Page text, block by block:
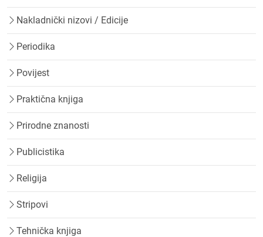
Nakladnički nizovi / Edicije
Periodika
Povijest
Praktična knjiga
Prirodne znanosti
Publicistika
Religija
Stripovi
Tehnička knjiga